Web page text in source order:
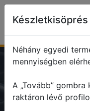
profile Cső
Készletkisöprés
Néhány egyedi
mennyiségben
A „Tovább”
raktáron lévő